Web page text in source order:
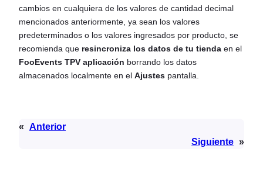
cambios en cualquiera de los valores de cantidad decimal
mencionados anteriormente, ya sean los valores
predeterminados o los valores ingresados por producto, se
recomienda que resincroniza los datos de tu tienda en el
FooEvents TPV aplicación borrando los datos
almacenados localmente en el Ajustes pantalla.
« Anterior
Siguiente »